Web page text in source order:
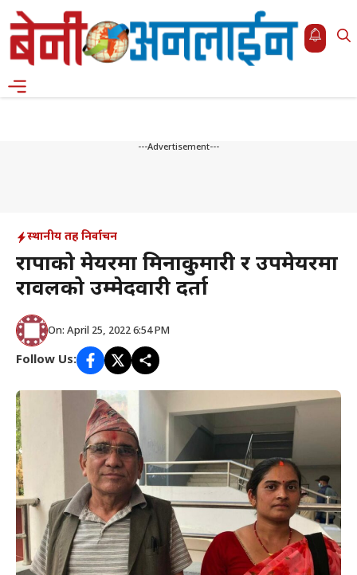
Skip
to
content
---Advertisement---
स्थानीय तह निर्वाचन
राप्रपाको मेयरमा मिनाकुमारी र उपमेयरमा
रावलको उम्मेदवारी दर्ता
On: April 25, 2022 6:54 PM
Follow Us: